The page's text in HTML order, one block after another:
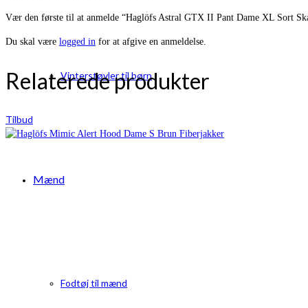
Vinterstøvler til børn
Mænd
Fodtøj til mænd
Vær den første til at anmelde “Haglöfs Astral GTX II Pant Dame XL Sort
Du skal være logged in for at afgive en anmeldelse.
Relaterede produkter
Tilbud